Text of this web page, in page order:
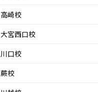
高崎校
大宮西口校
川口校
蕨校